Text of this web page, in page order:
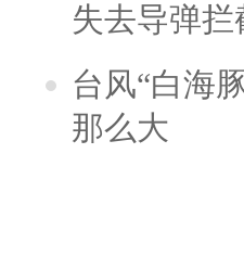
失去导弹拦
台风“白海
那么大